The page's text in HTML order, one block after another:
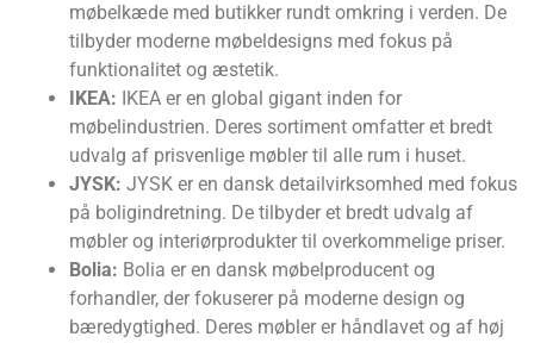
møbelkæde med butikker rundt omkring i verden. De
tilbyder moderne møbeldesigns med fokus på
funktionalitet og æstetik.
IKEA: IKEA er en global gigant inden for
møbelindustrien. Deres sortiment omfatter et bredt
udvalg af prisvenlige møbler til alle rum i huset.
JYSK: JYSK er en dansk detailvirksomhed med fokus
på boligindretning. De tilbyder et bredt udvalg af
møbler og interiørprodukter til overkommelige priser.
Bolia: Bolia er en dansk møbelproducent og
forhandler, der fokuserer på moderne design og
bæredygtighed. Deres møbler er håndlavet og af høj